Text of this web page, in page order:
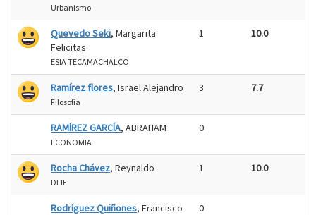
Urbanismo
Quevedo Seki, Margarita
Felicitas
ESIA TECAMACHALCO
1 10.0
Ramírez flores, Israel Alejandro
Filosofía
3 7.7
RAMÍREZ GARCÍA, ABRAHAM
ECONOMIA
0
Rocha Chávez, Reynaldo
DFIE
1 10.0
Rodríguez Quiñones, Francisco 0